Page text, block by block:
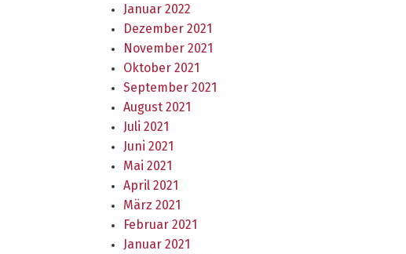
Januar 2022
Dezember 2021
November 2021
Oktober 2021
September 2021
August 2021
Juli 2021
Juni 2021
Mai 2021
April 2021
März 2021
Februar 2021
Januar 2021